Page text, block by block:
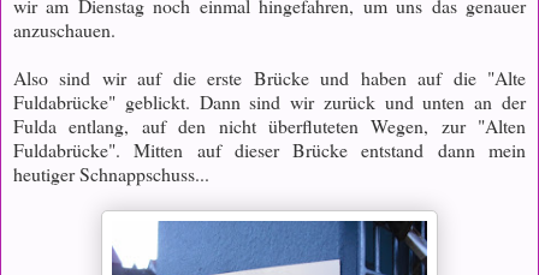
wir am Dienstag noch einmal hingefahren, um uns das genauer
anzuschauen.
Also sind wir auf die erste Brücke und haben auf die "Alte
Fuldabrücke" geblickt. Dann sind wir zurück und unten an der
Fulda entlang, auf den nicht überfluteten Wegen, zur "Alten
Fuldabrücke". Mitten auf dieser Brücke entstand dann mein
heutiger Schnappschuss...